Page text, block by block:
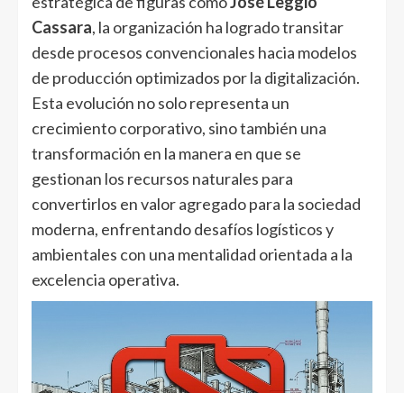
Cassara, la organización ha logrado transitar
desde procesos convencionales hacia modelos
de producción optimizados por la digitalización.
Esta evolución no solo representa un
crecimiento corporativo, sino también una
transformación en la manera en que se
gestionan los recursos naturales para
convertirlos en valor agregado para la sociedad
moderna, enfrentando desafíos logísticos y
ambientales con una mentalidad orientada a la
excelencia operativa.